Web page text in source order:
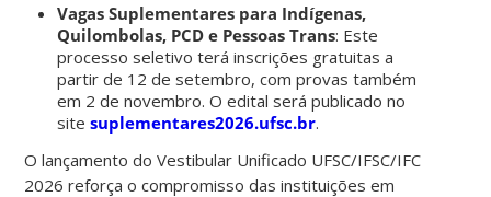
Vagas Suplementares para Indígenas,
Quilombolas, PCD e Pessoas Trans: Este
processo seletivo terá inscrições gratuitas a
partir de 12 de setembro, com provas também
em 2 de novembro. O edital será publicado no
sitesuplementares2026.ufsc.br.
O lançamento do Vestibular Unificado UFSC/IFSC/IFC
2026 reforça o compromisso das instituições em